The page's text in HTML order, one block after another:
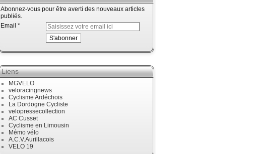
Abonnez-vous pour être averti des nouveaux articles
publiés.
Email
Liens
MGVELO
veloracingnews
Cyclisme Ardéchois
La Dordogne Cycliste
velopressecollection
AC Cusset
Cyclisme en Limousin
Mémo vélo
A.C.V.Aurillacois
VELO 19